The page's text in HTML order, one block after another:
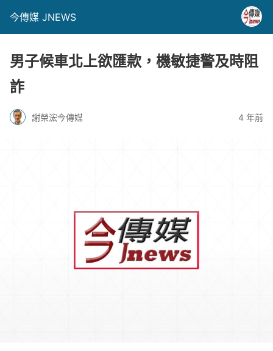
今傳媒 JNEWS
男子候車北上欲匯款，機敏捷警及時阻
詐
謝榮浤今傳媒 4 年前